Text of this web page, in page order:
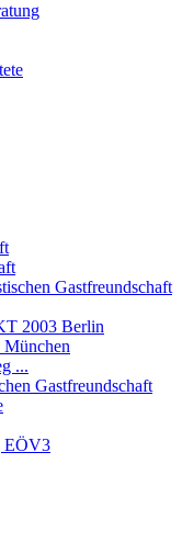
Gastfreundschaft
2003 Berlin
München
...
Gastfreundschaft
EÖV3